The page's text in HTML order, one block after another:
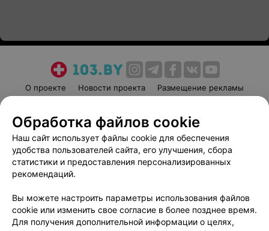
О проекте Новости проекта
Размещение рекламы
Пользовательское соглашение
Способы оплаты
Вакансии
Партнеры
Написать руководителю 103.by
Обработка персональных данных
Обработка файлов cookie
Наш сайт использует файлы cookie для обеспечения
удобства пользователей сайта, его улучшения, сбора
статистики и предоставления персонализированных
рекомендаций.
Вы можете настроить параметры использования файлов
cookie или изменить свое согласие в более позднее время.
Для получения дополнительной информации о целях,